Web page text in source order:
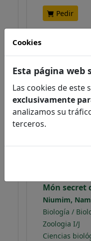
Pedir
Món secret
Niumim,
Biología /
Zoologia I/J
Ciencias
Cookies
Esta página web
Las cookies de este
exclusivamente
analizamos su
terceros.